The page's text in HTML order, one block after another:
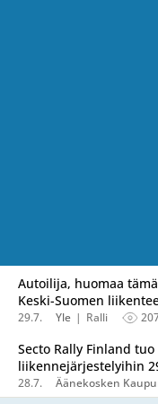
Autoilija, huomaa
Keski-Suomen
29.7. Yle Ralli
Secto Rally Finland
liikennejärjestelyihin
28.7. Äänekosken